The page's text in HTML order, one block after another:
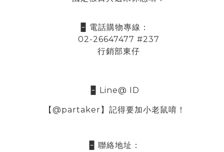
🁢 電話購物專線：
02-26647477 #237
行銷部東仔
🁢 Line@ ID
【@partaker】記得要加小老鼠唷！
🁢 聯絡地址：